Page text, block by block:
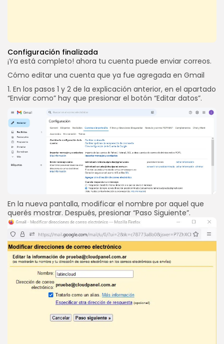
Configuración finalizada
¡Ya está completo! ahora tu cuenta puede enviar correos.
Cómo editar una cuenta que ya fue agregada en Gmail
1. En los pasos 1 y 2 de la explicación anterior, en el apartado
“Enviar como” hay que presionar el botón “Editar datos”.
En la nueva pantalla, modificar el nombre por aquel que
querés mostrar. Después, presionar “Paso Siguiente”.